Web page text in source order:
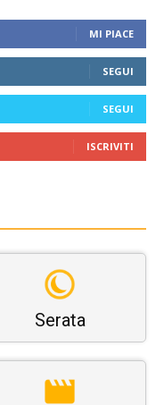
MI PIACE
SEGUI
SEGUI
ISCRIVITI
Serata